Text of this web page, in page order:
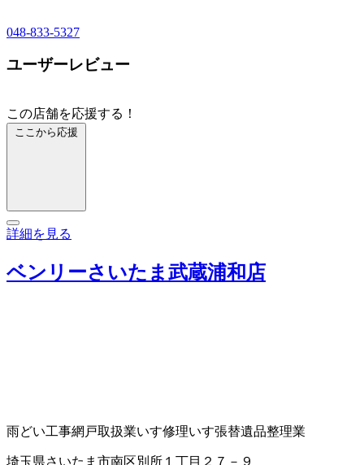
048-833-5327
ユーザーレビュー
この店舗を応援する！
ここから応援
詳細を見る
ベンリーさいたま武蔵浦和店
雨どい工事網戸取扱業いす修理いす張替遺品整理業
埼玉県さいたま市南区別所１丁目２７－９